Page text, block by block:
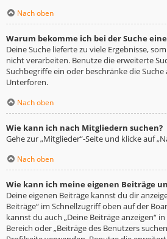
Nach oben
Warum bekomme ich bei der Suche
Deine Suche lieferte zu viele Ergebnisse,
nicht verarbeiten. Benutze die erweiterte
Suchbegriffe ein oder beschränke die
Unterforen.
Nach oben
Wie kann ich nach Mitgliedern suchen?
Gehe zur „Mitglieder“-Seite und klicke auf
Nach oben
Wie kann ich meine eigenen Beiträge
Deine eigenen Beiträge kannst du dir
Beiträge“ im Schnellzugriff oben auf der
kannst du auch „Deine Beiträge anzeigen“
Bereich oder „Beiträge des Benutzers